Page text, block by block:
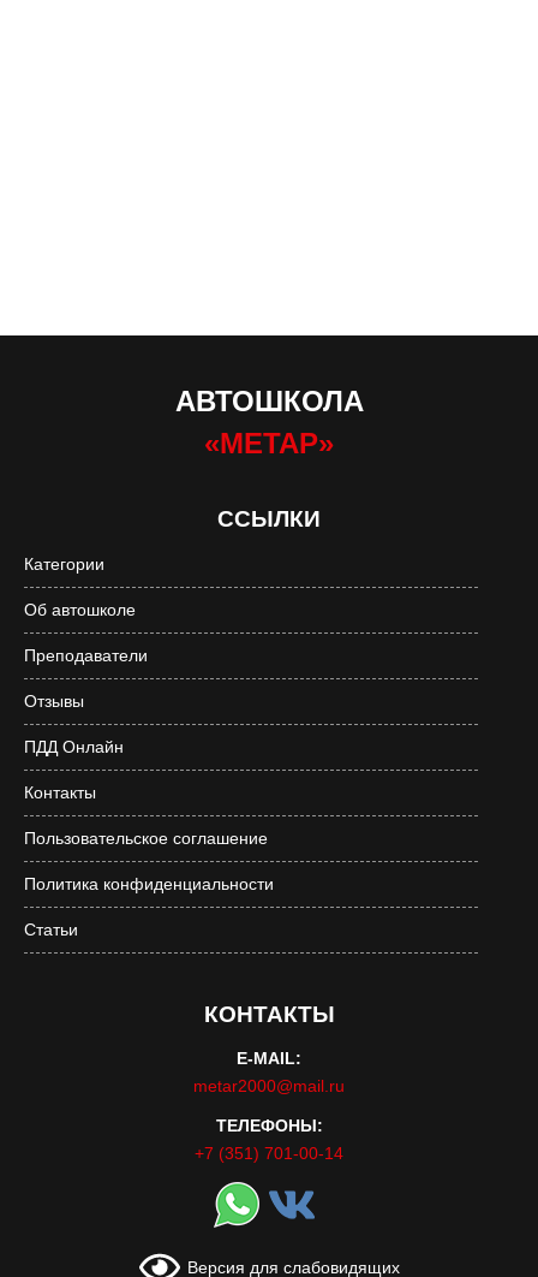
АВТОШКОЛА
«МЕТАР»
ССЫЛКИ
Категории
Об автошколе
Преподаватели
Отзывы
ПДД Онлайн
Контакты
Пользовательское соглашение
Политика конфиденциальности
Статьи
КОНТАКТЫ
E-MAIL:
metar2000@mail.ru
ТЕЛЕФОНЫ:
+7 (351) 701-00-14
Версия для слабовидящих